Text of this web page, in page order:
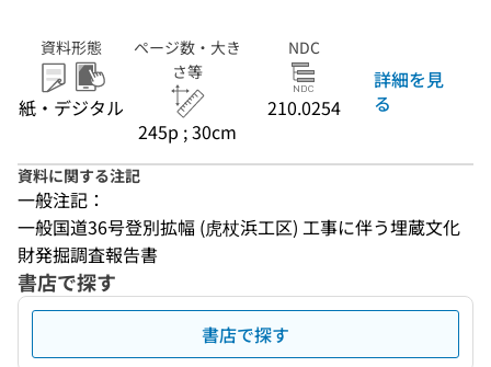
資料形態
紙・デジタル
ページ数・大き
さ等
245p ; 30cm
NDC
210.0254
詳細を見
る
資料に関する注記
一般注記：
一般国道36号登別拡幅 (虎杖浜工区) 工事に伴う埋蔵文化
財発掘調査報告書
書店で探す
書店で探す